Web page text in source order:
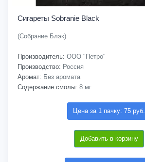
Сигареты Sobranie Black
(Собрание Блэк)
Производитель: ООО "Петро"
Производство: Россия
Аромат: Без аромата
Содержание смолы: 8 мг
Цена за 1 пачку: 75 руб.
Добавить в корзину